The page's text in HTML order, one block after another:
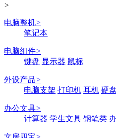
>
电脑整机>
笔记本
电脑组件>
键盘 显示器 鼠标
外设产品>
电脑支架 打印机 耳机 硬
办公文具>
计算器 学生文具 钢笔类